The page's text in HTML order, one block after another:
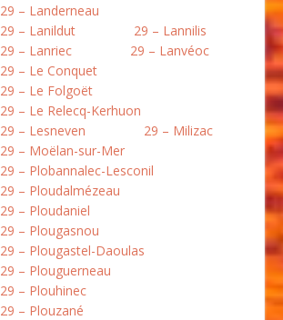
29 – Landerneau
29 – Lanildut
29 – Lannilis
29 – Lanriec
29 – Lanvéoc
29 – Le Conquet
29 – Le Folgoët
29 – Le Relecq-Kerhuon
29 – Lesneven
29 – Milizac
29 – Moëlan-sur-Mer
29 – Plobannalec-Lesconil
29 – Ploudalmézeau
29 – Ploudaniel
29 – Plougasnou
29 – Plougastel-Daoulas
29 – Plouguerneau
29 – Plouhinec
29 – Plouzané